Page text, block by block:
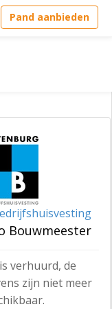
Pand aanbieden
Bouwmeester
verhuurd, de
zijn niet meer